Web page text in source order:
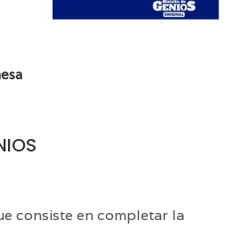
consiste en completar la